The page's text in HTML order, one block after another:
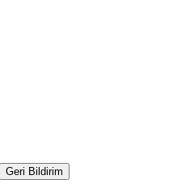
Geri Bildirim